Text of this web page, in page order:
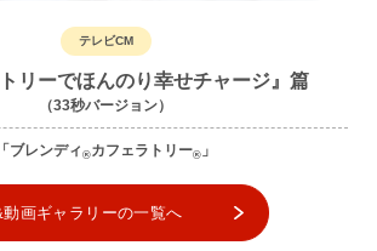
テレビCM
トリーでほんのり幸せチャージ』篇
（33秒バージョン）
「ブレンディ ®カフェラトリー® 」
動画ギャラリーの一覧へ